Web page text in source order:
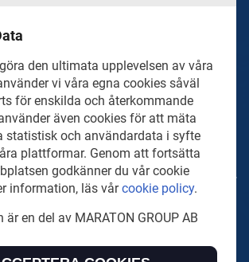
och
från och om det lokala
och dess aktörer samt
annan läsvärt innehåll.
är en del av mediakoncernen MARATON
i Europa.
den ultimata upplevelsen av våra
vi våra egna cookies såväl
för enskilda och återkommande
även cookies för att mäta
statistisk och användardata i syfte
plattformar. Genom att fortsätta
godkänner du vår cookie
information, läs vårcookie policy.
en del av MARATON GROUP AB